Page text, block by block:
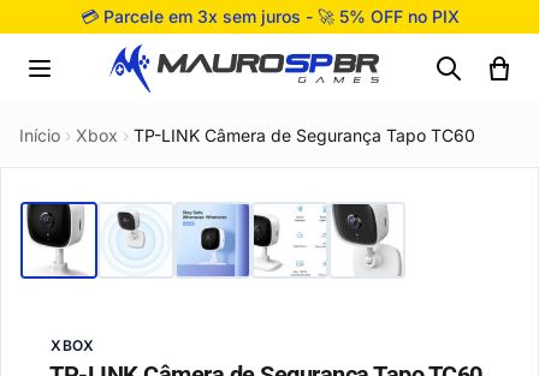
Pular para o conteúdo
💳 Parcele em 3x sem juros - 🚀 5% OFF no PIX
Início › Xbox › TP-LINK Câmera de Segurança Tapo TC60
XBOX